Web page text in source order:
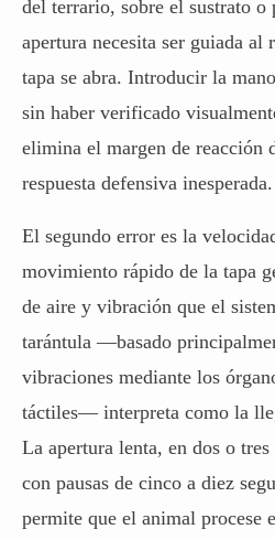
del terrario, sobre el sustrato
apertura necesita ser guiada al
tapa se abra. Introducir la
sin haber verificado
elimina el margen de reacción
respuesta defensiva inesperada.
El segundo error es la
movimiento rápido de la tapa
de aire y vibración que el
tarántula —basado
vibraciones mediante los
táctiles— interpreta como la
La apertura lenta, en dos o
con pausas de cinco a diez
permite que el animal procese